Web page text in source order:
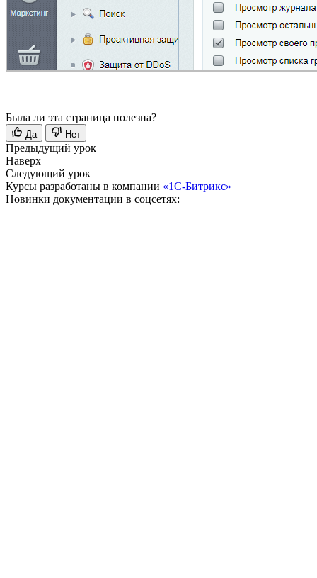
Была ли эта страница полезна?
Да Нет
Предыдущий урок
Наверх
Следующий урок
Курсы разработаны в компании «1С-Битрикс»
Новинки документации в соцсетях: